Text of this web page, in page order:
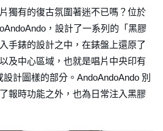
獨有的復古氛圍著迷不已嗎？位於
，設計了一系列的「黑膠
錶的設計之中，在錶盤上還原了
及中心區域，也就是唱片中央印有
計圖樣的部分。AndoAndoAndo 別
報時功能之外，也為日常注入黑膠